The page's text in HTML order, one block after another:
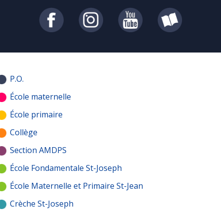
P.O.
École maternelle
École primaire
Collège
Section AMDPS
École Fondamentale St-Joseph
École Maternelle et Primaire St-Jean
Crèche St-Joseph